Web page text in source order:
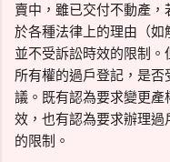
賣中，雖已交付不動產
於各種法律上的理由（如
並不受訴訟時效的限制
所有權的過戶登記，是
議。既有認為要求變更
效，也有認為要求辦理過
的限制。